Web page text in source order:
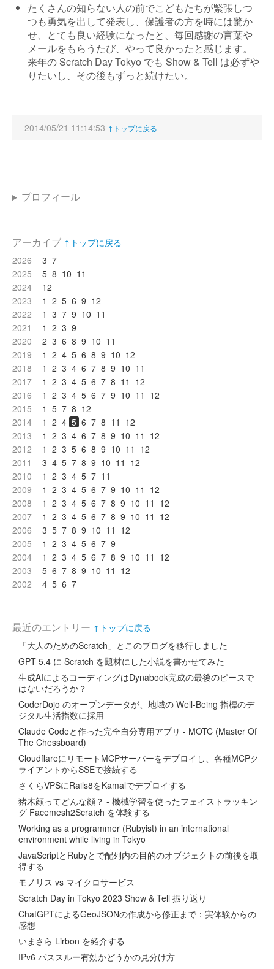
たくさんの知らない人の前でこどもたちが緊張しつ
つも勇気を出して発表し、保護者の方を時には驚か
せ、とても良い経験になったと、毎回感謝の言葉や
メールをもらうたび、やって良かったと感じます。
来年の Scratch Day Tokyo でも Show & Tell は必ずや
りたいし、その後もずっと続けたい。
2014/05/21 11:14:53 ↑トップに戻る
プロフィール
アーカイブ ↑トップに戻る
2026
3 7
2025
5 8 10 11
2024
12
2023
1 2 5 6 9 12
2022
1 3 7 9 10 11
2021
1 2 3 9
2020
2 3 6 8 9 10 11
2019
1 2 4 5 6 8 9 10 12
2018
1 2 3 4 6 7 8 9 10 11
2017
1 2 3 4 5 6 7 8 11 12
2016
1 2 3 4 5 6 7 9 10 11 12
2015
1 5 7 8 12
2014
1 2 4 5 6 7 8 11 12
2013
1 2 3 4 6 7 8 9 10 11 12
2012
1 2 3 5 6 8 9 10 11 12
2011
3 4 5 7 8 9 10 11 12
2010
1 2 3 4 5 7 11
2009
1 2 3 4 5 6 7 9 10 11 12
2008
1 2 3 4 5 6 7 8 9 10 11 12
2007
1 2 3 4 5 6 7 8 9 10 11 12
2006
3 5 7 8 9 10 11 12
2005
1 2 3 4 5 6 7 9
2004
1 2 3 4 5 6 7 8 9 10 11 12
2003
5 6 7 8 9 10 11 12
2002
4 5 6 7
最近のエントリー ↑トップに戻る
「大人のためのScratch」とこのブログを移行しました
GPT 5.4 に Scratch を題材にした小説を書かせてみた
生成AIによるコーディングはDynabook完成の最後のピースで
はないだろうか？
CoderDojo のオープンデータが、地域の Well-Being 指標のデ
ジタル生活指数に採用
Claude Codeと作った完全自分専用アプリ - MOTC (Master Of
The Chessboard)
CloudflareにリモートMCPサーバーをデプロイし、各種MCPク
ライアントからSSEで接続する
さくらVPSにRails8をKamalでデプロイする
猪木顔ってどんな顔？ - 機械学習を使ったフェイストラッキン
グ Facemesh2Scratch を体験する
Working as a programmer (Rubyist) in an international
environment while living in Tokyo
JavaScriptとRubyとで配列内の目的のオブジェクトの前後を取
得する
モノリス vs マイクロサービス
Scratch Day in Tokyo 2023 Show & Tell 振り返り
ChatGPTによるGeoJSONの作成から修正まで：実体験からの
感想
いまさら Lirbon を紹介する
IPv6 パススルー有効かどうかの見分け方